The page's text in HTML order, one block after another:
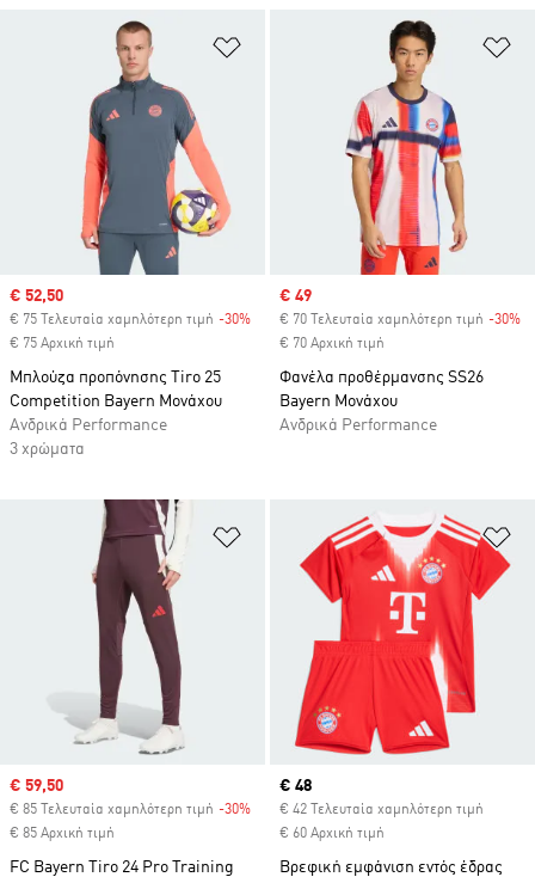
Προσθήκη στη Λίστα Επιθυμιών
Sale price
€ 52,50
€ 75 Τελευταία χαμηλότερη τιμή -30% Discount
€ 75 Αρχική τιμή
Μπλούζα προπόνησης Tiro 25
Competition Bayern Μονάχου
Ανδρικά Performance
3 χρώματα
Sale price
€ 49
€ 70 Τελευταία χαμηλότερη τιμή -30%
€ 70 Αρχική τιμή
Φανέλα προθέρμανσης SS26
Bayern Μονάχου
Ανδρικά Performance
Προσθήκη στη Λίστα Επιθυμιών
Sale price
€ 59,50
€ 85 Τελευταία χαμηλότερη τιμή -30% Discount
€ 85 Αρχική τιμή
FC Bayern Tiro 24 Pro Training
Current price
€ 48
€ 42 Τελευταία χαμηλότερη τιμή
€ 60 Αρχική τιμή
Βρεφική εμφάνιση εντός έδρας